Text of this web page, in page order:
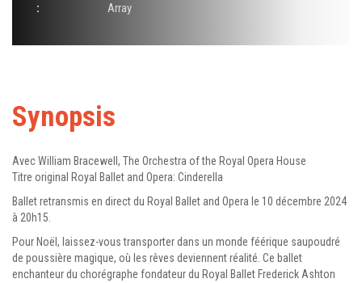
:
Array
Synopsis
Avec William Bracewell, The Orchestra of the Royal Opera House
Titre original Royal Ballet and Opera: Cinderella
Ballet retransmis en direct du Royal Ballet and Opera le 10 décembre 2024
à 20h15.
Pour Noël, laissez-vous transporter dans un monde féérique saupoudré
de poussière magique, où les rêves deviennent réalité. Ce ballet
enchanteur du chorégraphe fondateur du Royal Ballet Frederick Ashton